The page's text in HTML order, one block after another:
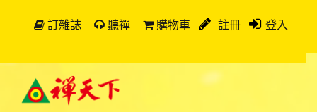
訂雜誌 聽禪 購物車 註冊 登入